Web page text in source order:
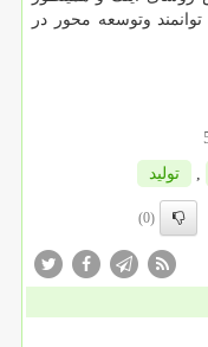
وتوسعه محور در
, تولید
(0)